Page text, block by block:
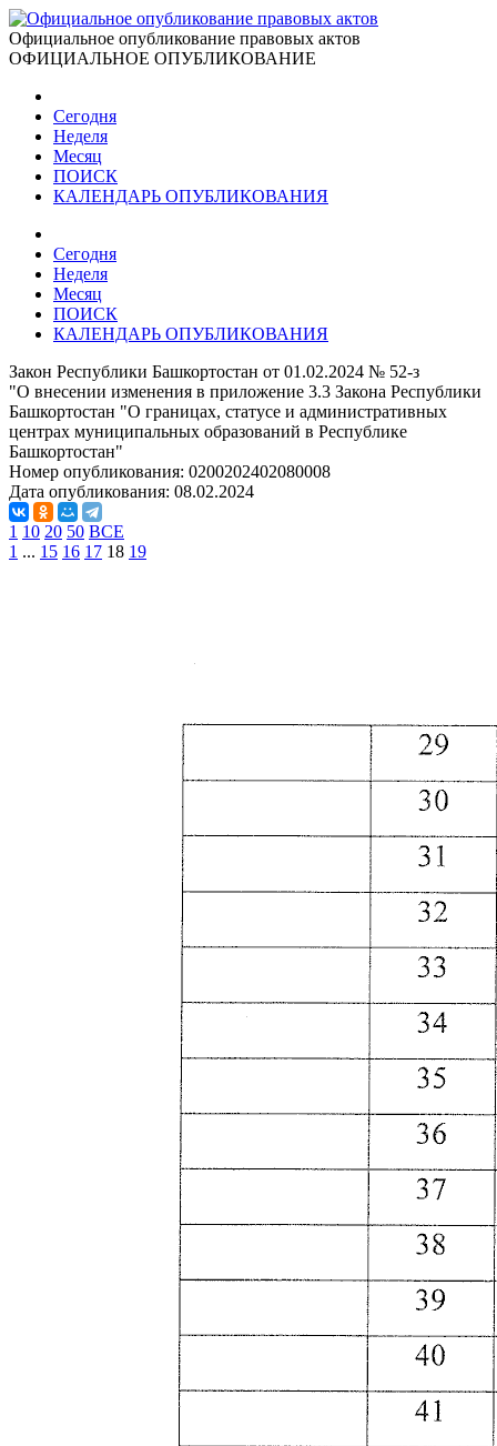
Официальное опубликование правовых актов
ОФИЦИАЛЬНОЕ ОПУБЛИКОВАНИЕ
Сегодня
Неделя
Месяц
ПОИСК
КАЛЕНДАРЬ ОПУБЛИКОВАНИЯ
Сегодня
Неделя
Месяц
ПОИСК
КАЛЕНДАРЬ ОПУБЛИКОВАНИЯ
Закон Республики Башкортостан от 01.02.2024 № 52-з
"О внесении изменения в приложение 3.3 Закона Республики
Башкортостан "О границах, статусе и административных
центрах муниципальных образований в Республике
Башкортостан"
Номер опубликования: 0200202402080008
Дата опубликования: 08.02.2024
1 10 20 50 ВСЕ
1 ... 15 16 17 18 19